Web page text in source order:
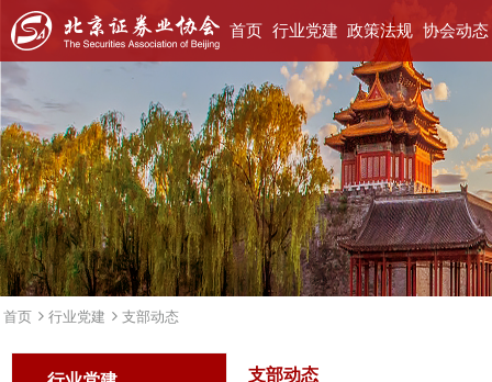
首页 行业党建 政策法规 协会动态
首页 行业党建 支部动态
支部动态